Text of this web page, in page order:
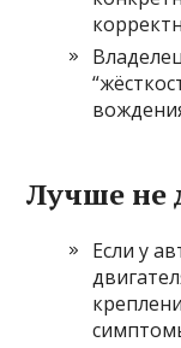
Лучше не
Если у